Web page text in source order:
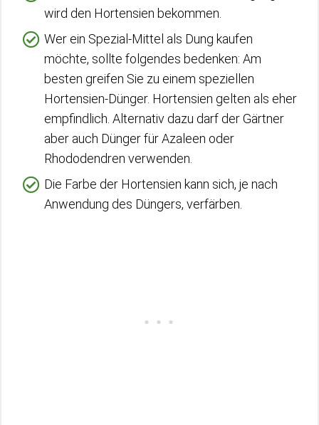
wird den Hortensien bekommen.
Wer ein Spezial-Mittel als Dung kaufen
möchte, sollte folgendes bedenken: Am
besten greifen Sie zu einem speziellen
Hortensien-Dünger. Hortensien gelten als eher
empfindlich. Alternativ dazu darf der Gärtner
aber auch Dünger für Azaleen oder
Rhododendren verwenden.
Die Farbe der Hortensien kann sich, je nach
Anwendung des Düngers, verfärben.